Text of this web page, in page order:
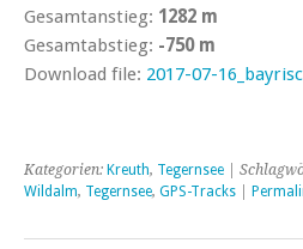
Gesamtanstieg: 1282 m
Gesamtabstieg: -750 m
Download file: 2017-07-
Kategorien: Kreuth, Tegernsee |
Wildalm, Tegernsee, GPS-Tracks